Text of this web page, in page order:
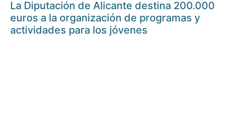
La Diputación de Alicante destina 200.000
euros a la organización de programas y
actividades para los jóvenes